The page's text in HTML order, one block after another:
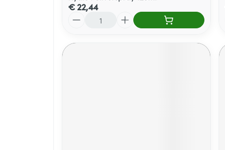
€ 22,44